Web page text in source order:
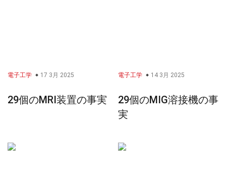
電子工学 17 3月 2025
29個のMRI装置の事実
電子工学 14 3月 2025
29個のMIG溶接機の事
実